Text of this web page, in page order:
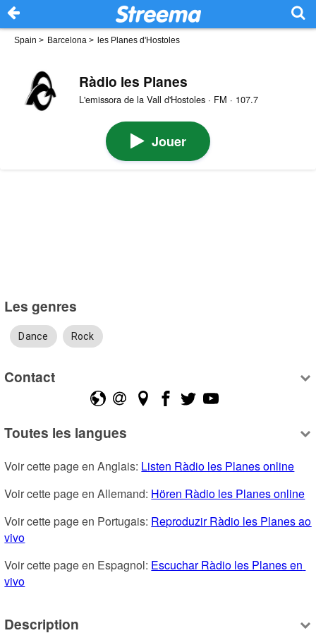
Spain > Barcelona > les Planes d'Hostoles
Ràdio les Planes
L'emissora de la Vall d'Hostoles · FM · 107.7
Jouer
Les genres
Dance Rock
Contact
Toutes les langues
Voir cette page en Anglais: Listen Ràdio les Planes online
Voir cette page en Allemand: Hören Ràdio les Planes online
Voir cette page en Portugais: Reproduzir Ràdio les Planes ao
vivo
Voir cette page en Espagnol: Escuchar Ràdio les Planes en
vivo
Description